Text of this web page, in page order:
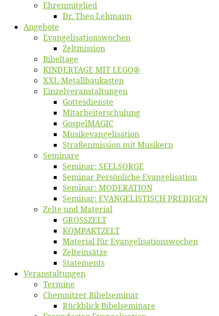
Eh­ren­mit­glied
Dr. Theo Lehmann
An­ge­bo­te
Evangelisa­tions­wo­chen
Zelt­mis­si­on
Bi­bel­ta­ge
KINDERTAGE MIT LEGO®
XXL-Me­­tal­l­­bau­­kas­­ten
Einzelver­an­stal­tungen
Got­tes­diens­te
Mitarbeiter­schulung
Gos­pel­MA­GIC
Musikevan­ge­li­sa­tion
Straßenmis­sion mit Musikern
Se­mi­na­re
Se­mi­nar: SEELSORGE
Se­mi­nar Per­sön­li­che Evangelisation
Se­mi­nar: MODERATION
Se­mi­nar: EVANGELISTISCH PREDIGEN
Zel­te und Material
GROSSZELT
KOMPAKTZELT
Ma­te­ri­al für Evangelisationswochen
Zelt­ein­sät­ze
State­ments
Ver­an­stal­tun­gen
Ter­mi­ne
Chemnit­zer Bibelseminar
Rück­blick Bibelseminare